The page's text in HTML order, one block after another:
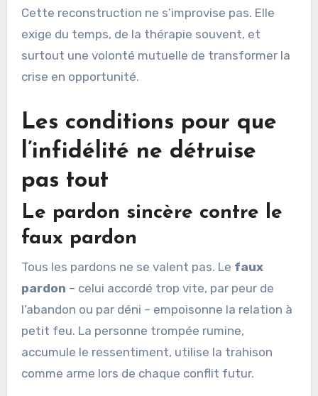
Cette reconstruction ne s’improvise pas. Elle
exige du temps, de la thérapie souvent, et
surtout une volonté mutuelle de transformer la
crise en opportunité.
Les conditions pour que
l’infidélité ne détruise
pas tout
Le pardon sincère contre le
faux pardon
Tous les pardons ne se valent pas. Le faux
pardon – celui accordé trop vite, par peur de
l’abandon ou par déni – empoisonne la relation à
petit feu. La personne trompée rumine,
accumule le ressentiment, utilise la trahison
comme arme lors de chaque conflit futur.